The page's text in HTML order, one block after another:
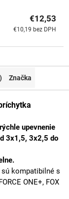
€10,19 bez DPH
€12,53
Značka
upevnenie
3x1,5, 3x2,5 do
kompatibilné s
ONE+, FOX